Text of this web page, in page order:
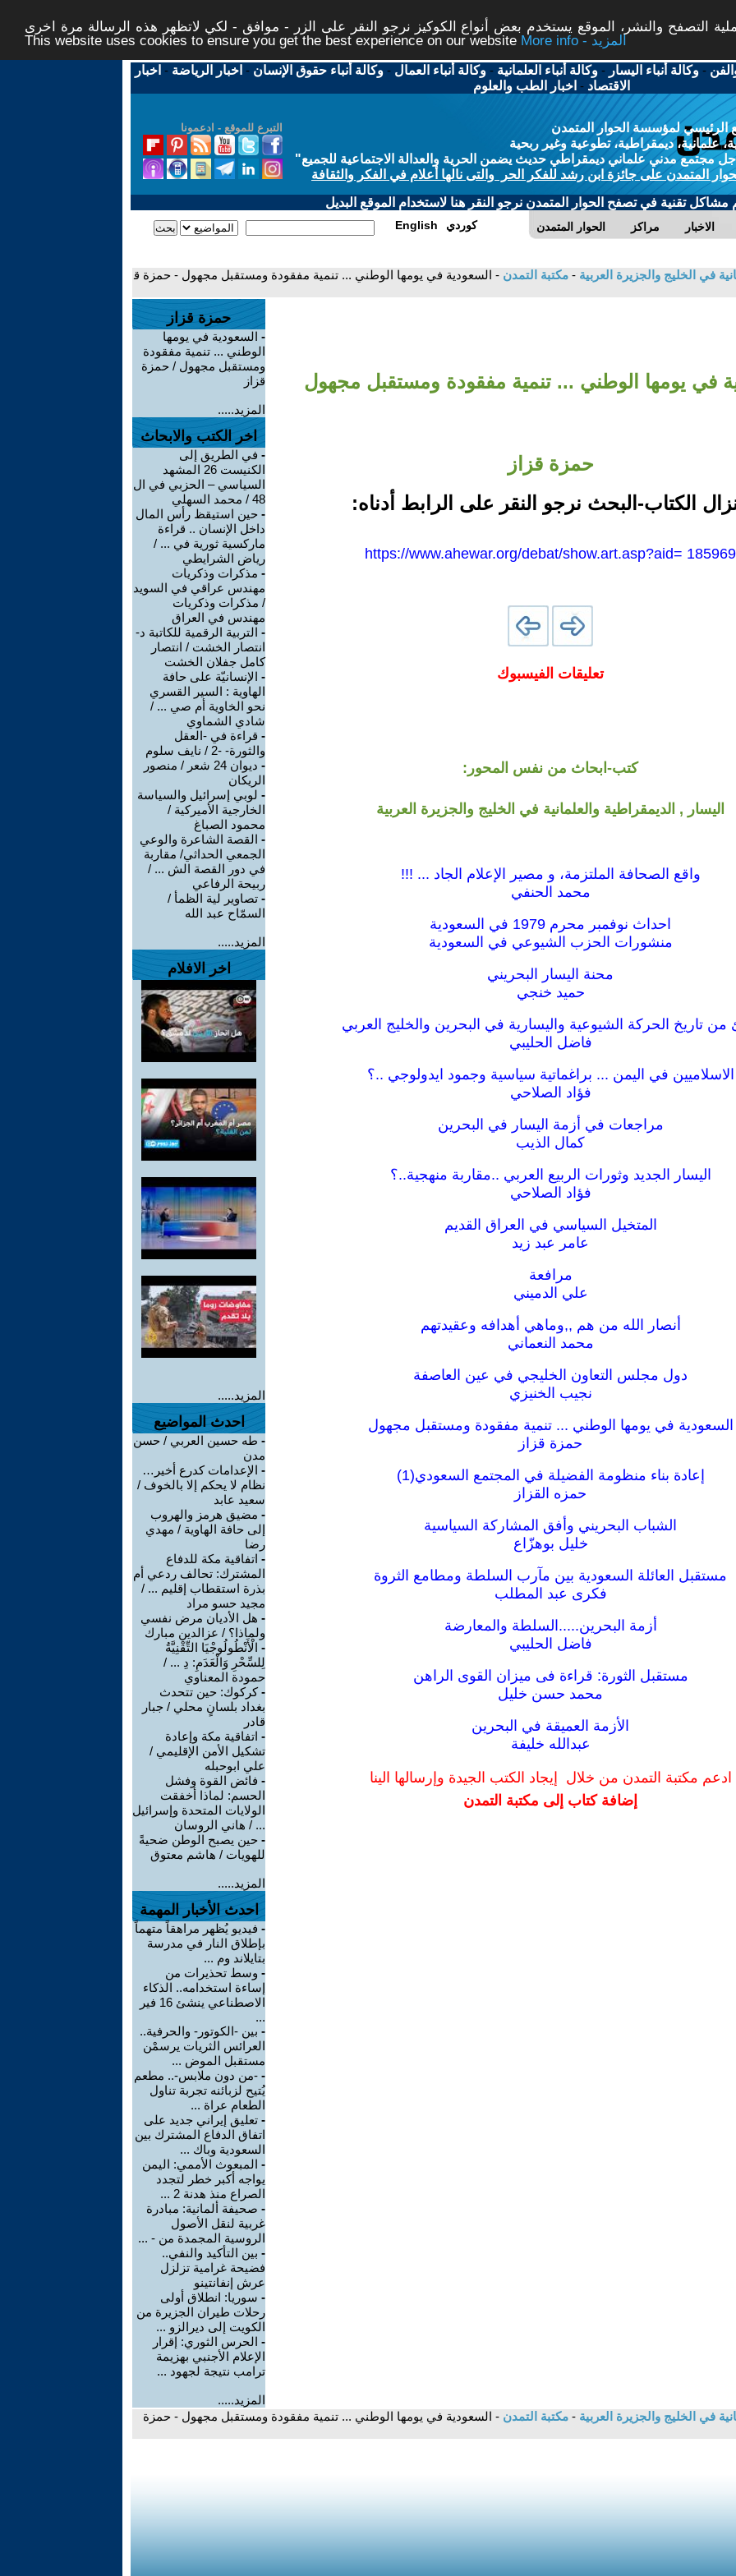
التصفح والنشر، الموقع يستخدم بعض أنواع الكوكيز نرجو النقر على الزر - موافق - لكي لاتظهر هذه الرسالة مرة اخرى -
This website uses cookies to ensure you get the best experience on our website
More info - المزيد
-وكالة أنباء اليسار -وكالة أنباء العلمانية -وكالة أنباء العمال -وكالة أنباء حقوق الإنسان - اخبار الرياضة - اخبار
الاقتصاد - اخبار الطب والعلوم
التبرع للموقع - ادعمونا
الرئيسي لمؤسسة الحوار المتمدن
علمانية، ديمقراطية، تطوعية وغير ربحية
مجتمع مدني علماني ديمقراطي حديث يضمن الحرية والعدالة الاجتماعية للجميع"
المتمدن على جائزة ابن رشد للفكر الحر والتى نالها أعلام في الفكر والثقافة
مشاكل تقنية في تصفح الحوار المتمدن نرجو النقر هنا لاستخدام الموقع البديل
الحوار المتمدن مراكز الاخبار English كوردي
في الخليج والجزيرة العربية - مكتبة التمدن - السعودية في يومها الوطني ... تنمية مفقودة ومستقبل مجهول - حمزة ق
في يومها الوطني ... تنمية مفقودة ومستقبل مجهول
حمزة قزاز
الكتاب-البحث نرجو النقر على الرابط أدناه:
https://www.ahewar.org/debat/show.art.asp?aid= 185969
تعليقات الفيسبوك
كتب-ابحاث من نفس المحور:
اليسار , الديمقراطية والعلمانية في الخليج والجزيرة العربية
واقع الصحافة الملتزمة، و مصير الإعلام الجاد ... !!!
محمد الحنفي
احداث نوفمبر محرم 1979 في السعودية
منشورات الحزب الشيوعي في السعودية
محنة اليسار البحريني
حميد خنجي
تاريخ الحركة الشيوعية واليسارية في البحرين والخليج العربي
فاضل الحليبي
الاسلاميين في اليمن ... براغماتية سياسية وجمود ايدولوجي ..؟
فؤاد الصلاحي
مراجعات في أزمة اليسار في البحرين
كمال الذيب
اليسار الجديد وثورات الربيع العربي ..مقاربة منهجية..؟
فؤاد الصلاحي
المتخيل السياسي في العراق القديم
عامر عبد زيد
مرافعة
علي الدميني
أنصار الله من هم ,,وماهي أهدافه وعقيدتهم
محمد النعماني
دول مجلس التعاون الخليجي في عين العاصفة
نجيب الخنيزي
السعودية في يومها الوطني ... تنمية مفقودة ومستقبل مجهول
حمزة قزاز
إعادة بناء منظومة الفضيلة في المجتمع السعودي(1)
حمزه القزاز
الشباب البحريني وأفق المشاركة السياسية
خليل بوهزّاع
مستقبل العائلة السعودية بين مآرب السلطة ومطامع الثروة
فكرى عبد المطلب
أزمة البحرين.....السلطة والمعارضة
فاضل الحليبي
مستقبل الثورة: قراءة فى ميزان القوى الراهن
محمد حسن خليل
الأزمة العميقة في البحرين
عبدالله خليفة
ادعم مكتبة التمدن من خلال إيجاد الكتب الجيدة وإرسالها الينا
إضافة كتاب إلى مكتبة التمدن
حمزة قزاز
- السعودية في يومها
الوطني ... تنمية مفقودة
ومستقبل مجهول / حمزة
قزاز
المزيد.....
اخر الكتب والابحاث
- في الطريق إلى
الكنيست 26 المشهد
السياسي – الحزبي في ال
48 / محمد السهلي
- حين استيقظ رأس المال
داخل الإنسان .. قراءة
ماركسية ثورية في ... /
رياض الشرايطي
- مذكرات وذكريات
مهندس عراقي في السويد
/ مذكرات وذكريات
مهندس في العراق
- التربية الرقمية للكاتبة د-
انتصار الخشت / انتصار
كامل جفلان الخشت
- الإنسانيّة على حافة
الهاوية : السير القسري
نحو الخاوية أم صي ... /
شادي الشماوي
- قراءة في -العقل
والثورة- -2 / نايف سلوم
-
ديوان 24 شعر / منصور
الريكان
- لوبي إسرائيل والسياسة
الخارجية الأميركية /
محمود الصباغ
- القصة الشاعرة والوعي
الجمعي الحداثي/ مقاربة
في دور القصة الش ... /
ربيحة الرفاعي
- تصاوير لية الظمأ /
السمّاح عبد الله
المزيد.....
اخر الافلام
المزيد.....
احدث المواضيع
- طه حسين العربي / حسن
مدن
- الإعدامات كدرع أخير…
نظام لا يحكم إلا بالخوف /
سعيد عابد
- مضيق هرمز والهروب
إلى حافة الهاوية / مهدي
رضا
- اتفاقية مكة للدفاع
المشترك: تحالف ردعي أم
بذرة استقطاب إقليم ... /
مجيد حسو مراد
- هل الأديان مرض نفسي
ولماذا؟ / عزالدين مبارك
- الْأَنْطُولُوجْيَا التِّقْنِيَّةُ
لِلسِّحْرِ وَالْعَدَمِ: دِ ... /
حمودة المعناوي
-كركوك: حين تتحدث
بغداد بلسانٍ محلي / جبار
قادر
- اتفاقية مكة وإعادة
تشكيل الأمن الإقليمي /
علي ابوحبله
- فائض القوة وفشل
الحسم: لماذا أخفقت
الولايات المتحدة وإسرائيل
... / هاني الروسان
- حين يصبح الوطن ضحيةً
للهويات / هاشم معتوق
المزيد.....
احدث الأخبار المهمة
- فيديو يُظهر مراهقاً متهماً
بإطلاق النار في مدرسة
بتايلاند وم ...
- وسط تحذيرات من
إساءة استخدامه.. الذكاء
الاصطناعي ينشئ 16 فير
...
- بين -الكوتور- والحرفية..
العرائس الثريات يرسمْن
مستقبل الموض ...
- -من دون ملابس-.. مطعم
يُتيح لزبائنه تجربة تناول
الطعام عراة ...
- تعليق إيراني جديد على
اتفاق الدفاع المشترك بين
السعودية وباك ...
- المبعوث الأممي: اليمن
يواجه أكبر خطر لتجدد
الصراع منذ هدنة 2 ...
- صحيفة ألمانية: مبادرة
غربية لنقل الأصول
الروسية المجمدة من - ...
- بين التأكيد والنفي..
فضيحة غرامية تزلزل
عرش إنفانتينو
- سوريا: انطلاق أولى
رحلات طيران الجزيرة من
الكويت إلى ديرالزو ...
- الحرس الثوري: إقرار
الإعلام الأجنبي بهزيمة
ترامب نتيجة لجهود ...
المزيد.....
في الخليج والجزيرة العربية - مكتبة التمدن - السعودية في يومها الوطني ... تنمية مفقودة ومستقبل مجهول - حمزة